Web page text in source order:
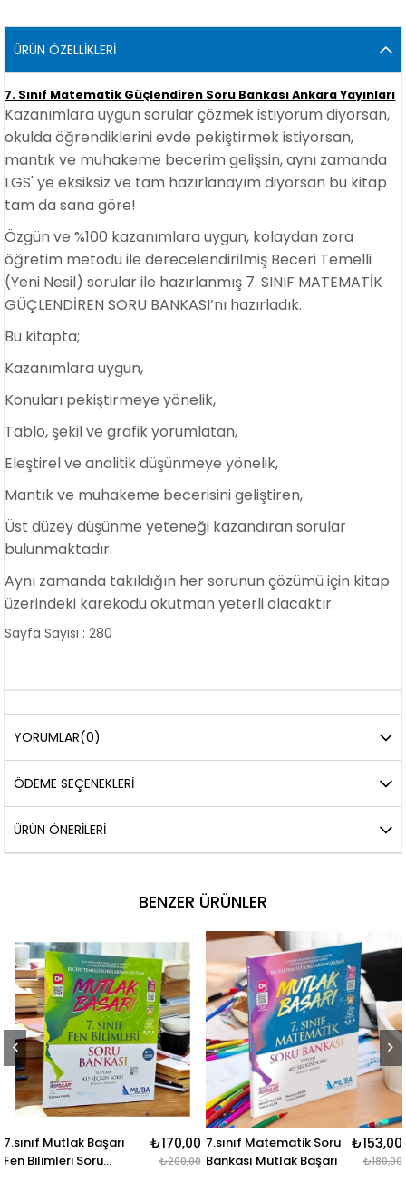
ÜRÜN ÖZELLIKLERI
7. Sınıf Matematik Güçlendiren Soru Bankası Ankara Yayınları
Kazanımlara uygun sorular çözmek istiyorum diyorsan,
okulda öğrendiklerini evde pekiştirmek istiyorsan,
mantık ve muhakeme becerim gelişsin, aynı zamanda
LGS' ye eksiksiz ve tam hazırlanayım diyorsan bu kitap
tam da sana göre!
Özgün ve %100 kazanımlara uygun, kolaydan zora
öğretim metodu ile derecelendirilmiş Beceri Temelli
(Yeni Nesil) sorular ile hazırlanmış 7. SINIF MATEMATİK
GÜÇLENDİREN SORU BANKASI’nı hazırladık.
Bu kitapta;
Kazanımlara uygun,
Konuları pekiştirmeye yönelik,
Tablo, şekil ve grafik yorumlatan,
Eleştirel ve analitik düşünmeye yönelik,
Mantık ve muhakeme becerisini geliştiren,
Üst düzey düşünme yeteneği kazandıran sorular
bulunmaktadır.
Aynı zamanda takıldığın her sorunun çözümü için kitap
üzerindeki karekodu okutman yeterli olacaktır.
Sayfa Sayısı : 280
YORUMLAR(0)
ÖDEME SEÇENEKLERI
ÜRÜN ÖNERILERI
BENZER ÜRÜNLER
7.sınıf Mutlak Başarı
Fen Bilimleri Soru
₺170,00
₺200,00
7.sınıf Matematik Soru
Bankası Mutlak Başarı
₺153,00
₺180,00